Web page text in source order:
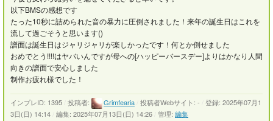
以下BMSの感想です
たった10秒に詰められた音の暴力に圧倒されました！来年の誕生日はこれを
流して過ごそうと思います()
譜面は誕生日はジャリジャリが楽しかったです！何とか倒せました
おめでとう!!!!はヤバいんですが母への[ハッピーバースデー]よりはかなり人間
向きの譜面で安心しました
制作お疲れ様でした！
インプレID: 1395 投稿者: Grimfearia 投稿者Webサイト: -
登録: 2025年07月1
3日(日) 14:14 編集: 2025年07月13日(日) 14:26 管理: 編集